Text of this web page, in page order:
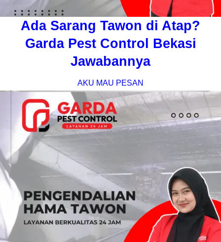
Ada Sarang Tawon di Atap?
Garda Pest Control Bekasi
Jawabannya
AKU MAU PESAN